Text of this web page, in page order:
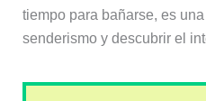
tiempo para bañarse, es
senderismo y descubrir el